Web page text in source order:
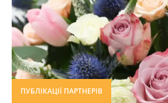
ПУБЛІКАЦІЇ ПАРТНЕРІВ